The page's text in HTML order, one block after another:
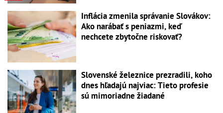
Inflácia zmenila správanie Slovákov:
Ako narábať s peniazmi, keď
nechcete zbytočne riskovať?
Slovenské železnice prezradili, koho
dnes hľadajú najviac: Tieto profesie
sú mimoriadne žiadané